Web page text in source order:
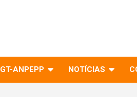
GT-ANPEPP NOTÍCIAS